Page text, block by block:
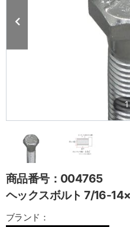
1
商品番号：004765
ヘックスボルト 7/16-
ブランド：